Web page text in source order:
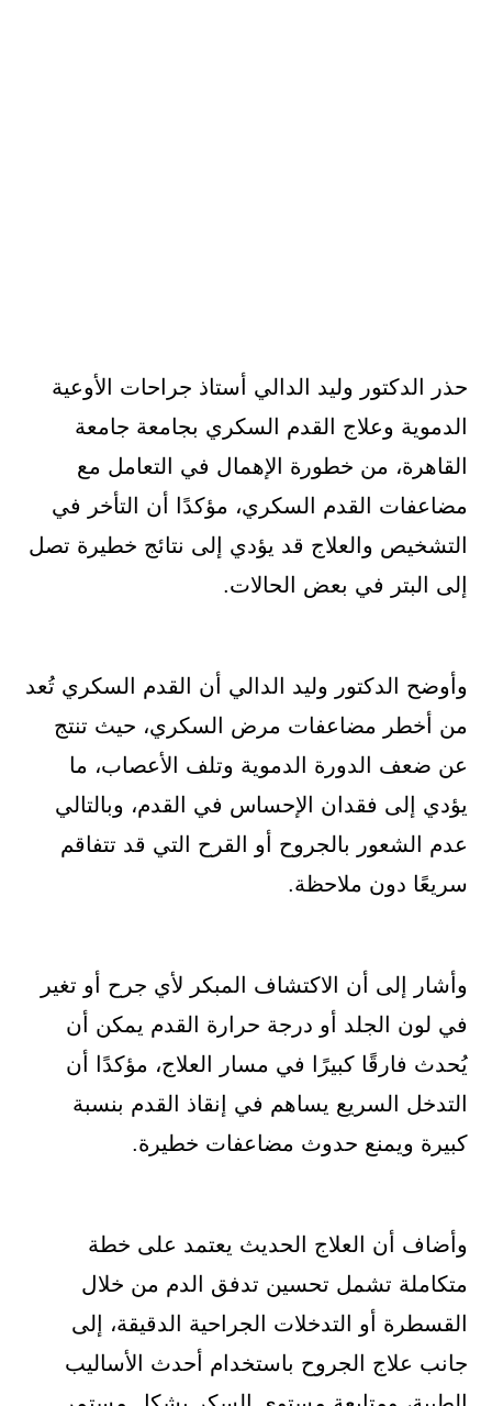
حذر الدكتور وليد الدالي أستاذ جراحات الأوعية
الدموية وعلاج القدم السكري بجامعة جامعة
القاهرة، من خطورة الإهمال في التعامل مع
مضاعفات القدم السكري، مؤكدًا أن التأخر في
التشخيص والعلاج قد يؤدي إلى نتائج خطيرة تصل
إلى البتر في بعض الحالات.
وأوضح الدكتور وليد الدالي أن القدم السكري تُعد
من أخطر مضاعفات مرض السكري، حيث تنتج
عن ضعف الدورة الدموية وتلف الأعصاب، ما
يؤدي إلى فقدان الإحساس في القدم، وبالتالي
عدم الشعور بالجروح أو القرح التي قد تتفاقم
سريعًا دون ملاحظة.
وأشار إلى أن الاكتشاف المبكر لأي جرح أو تغير
في لون الجلد أو درجة حرارة القدم يمكن أن
يُحدث فارقًا كبيرًا في مسار العلاج، مؤكدًا أن
التدخل السريع يساهم في إنقاذ القدم بنسبة
كبيرة ويمنع حدوث مضاعفات خطيرة.
وأضاف أن العلاج الحديث يعتمد على خطة
متكاملة تشمل تحسين تدفق الدم من خلال
القسطرة أو التدخلات الجراحية الدقيقة، إلى
جانب علاج الجروح باستخدام أحدث الأساليب